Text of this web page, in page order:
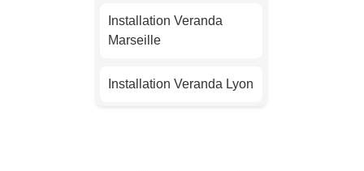
Installation Veranda
Marseille
Installation Veranda Lyon